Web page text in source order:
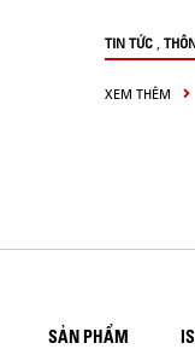
TIN TỨC ,
XEM THÊM
SẢN PHẨM